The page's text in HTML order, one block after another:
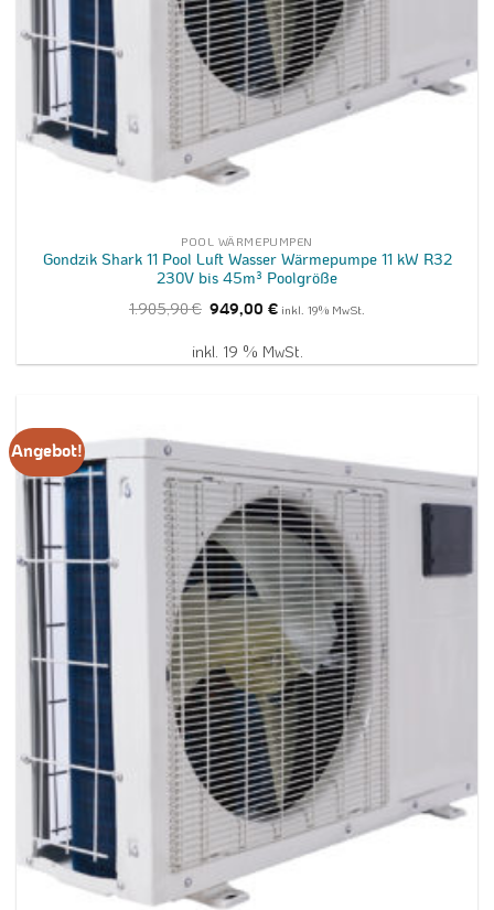
POOL WÄRMEPUMPEN
Gondzik Shark 11 Pool Luft Wasser Wärmepumpe 11 kW R32
230V bis 45m³ Poolgröße
1.905,90€ Ursprünglicher
Preis
1.905,90 €
949,00€Aktueller
949,00 €.
inkl. 19% MwSt.
inkl. 19 % MwSt.
Angebot!